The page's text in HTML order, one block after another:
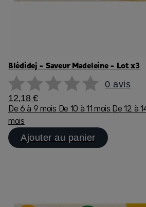
Blédidej - Saveur Madeleine - Lot x3
0 avis
12,18 €
De 6 à 9 mois De 10 à 11 mois De 12 à
mois
Ajouter au panier